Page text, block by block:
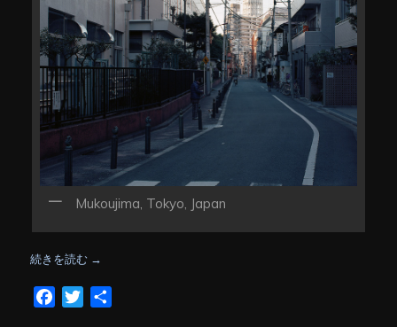
Mukoujima, Tokyo, Japan
続きを読む →
FacebookTwitter